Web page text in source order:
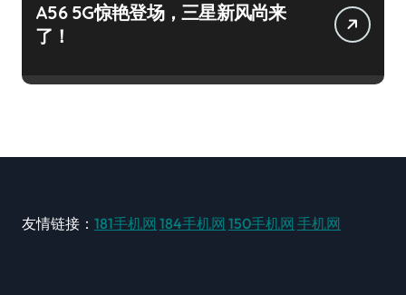
A56 5G惊艳登场，三星新风尚来
了！
友情链接： 181手机网 184手机网 150手机网 手机网